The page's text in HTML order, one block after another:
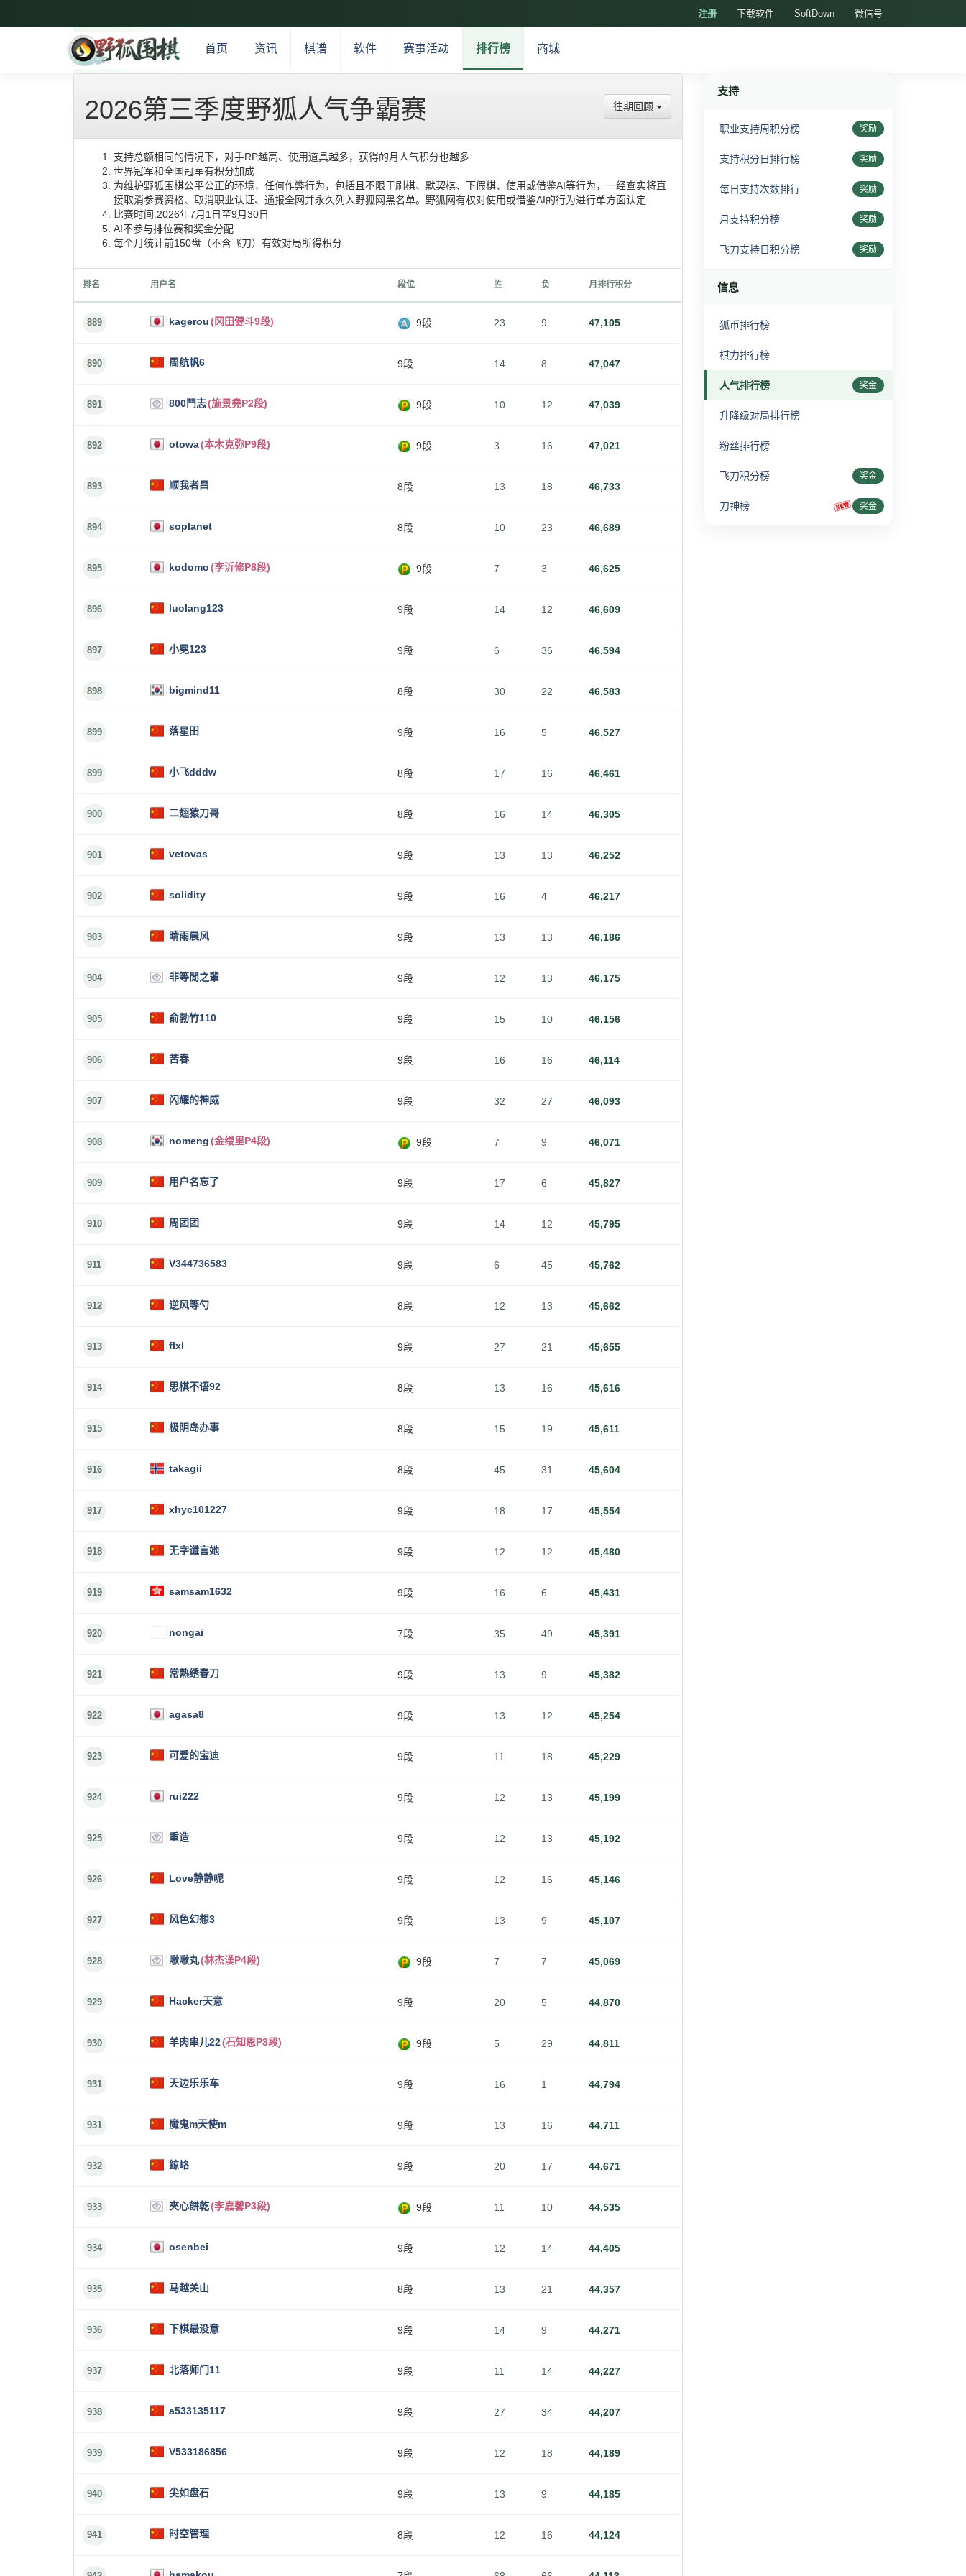
注册 下载软件 SoftDown 微信号
首页 资讯 棋谱 软件 赛事活动 排行榜 商城
2026第三季度野狐人气争霸赛 往期回顾
支持总额相同的情况下，对手RP越高、使用道具越多，获得的月人气积分也越多
世界冠军和全国冠军有积分加成
为维护野狐围棋公平公正的环境，任何作弊行为，包括且不限于刷棋、默契棋、下假棋、使用或借鉴AI等行为，一经查实将直
接取消参赛资格、取消职业认证、通报全网并永久列入野狐网黑名单。野狐网有权对使用或借鉴AI的行为进行单方面认定
比赛时间:2026年7月1日至9月30日
AI不参与排位赛和奖金分配
每个月统计前150盘（不含飞刀）有效对局所得积分
排名 用户名 段位 胜 负 月排行积分
889 kagerou(冈田健斗9段) 9段 23 9 47,105
890 周航帆6 9段 14 8 47,047
891 800鬥志(施景堯P2段) 9段 10 12 47,039
892 otowa(本木克弥P9段) 9段 3 16 47,021
893 顺我者昌 8段 13 18 46,733
894 soplanet 8段 10 23 46,689
895 kodomo(李沂修P8段) 9段 7 3 46,625
896 luolang123 9段 14 12 46,609
897 小冕123 9段 6 36 46,594
898 bigmind11 8段 30 22 46,583
899 落星田 9段 16 5 46,527
899 小飞dddw 8段 17 16 46,461
900 二翅猿刀哥 8段 16 14 46,305
901 vetovas 9段 13 13 46,252
902 solidity 9段 16 4 46,217
903 晴雨晨风 9段 13 13 46,186
904 非等閒之輩 9段 12 13 46,175
905 俞勃竹110 9段 15 10 46,156
906 苦春 9段 16 16 46,114
907 闪耀的神威 9段 32 27 46,093
908 nomeng(金缕里P4段) 9段 7 9 46,071
909 用户名忘了 9段 17 6 45,827
910 周团团 9段 14 12 45,795
911 V344736583 9段 6 45 45,762
912 逆风等勺 8段 12 13 45,662
913 flxl 9段 27 21 45,655
914 思棋不语92 8段 13 16 45,616
915 极阴岛办事 8段 15 19 45,611
916 takagii 8段 45 31 45,604
917 xhyc101227 9段 18 17 45,554
918 无字谶言她 9段 12 12 45,480
919 samsam1632 9段 16 6 45,431
920 nongai 7段 35 49 45,391
921 常熟绣春刀 9段 13 9 45,382
922 agasa8 9段 13 12 45,254
923 可爱的宝迪 9段 11 18 45,229
924 rui222 9段 12 13 45,199
925 重造 9段 12 13 45,192
926 Love静静呢 9段 12 16 45,146
927 风色幻想3 9段 13 9 45,107
928 啾啾丸(林杰漢P4段) 9段 7 7 45,069
929 Hacker天意 9段 20 5 44,870
930 羊肉串儿22(石知恩P3段) 9段 5 29 44,811
931 天边乐乐车 9段 16 1 44,794
931 魔鬼m天使m 9段 13 16 44,711
932 鲸峈 9段 20 17 44,671
933 夾心餅乾(李嘉馨P3段) 9段 11 10 44,535
934 osenbei 9段 12 14 44,405
935 马越关山 8段 13 21 44,357
936 下棋最没意 9段 14 9 44,271
937 北落师门11 9段 11 14 44,227
938 a533135117 9段 27 34 44,207
939 V533186856 9段 12 18 44,189
940 尖如盘石 9段 13 9 44,185
941 时空管理 8段 12 16 44,124
支持
职业支持周积分榜 奖励
支持积分日排行榜 奖励
每日支持次数排行 奖励
月支持积分榜 奖励
飞刀支持日积分榜 奖励
信息
狐币排行榜
棋力排行榜
人气排行榜 奖金
升降级对局排行榜
粉丝排行榜
飞刀积分榜 奖金
刀神榜 奖金